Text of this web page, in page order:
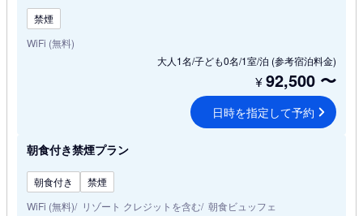
禁煙
WiFi (無料)
大人1名/子ども0名/1室/泊 (参考宿泊料金)
¥92,500 〜
日時を指定して予約
朝食付き禁煙プラン
朝食付き
禁煙
WiFi (無料)
リゾート クレジットを含む 朝食ビュッフェ